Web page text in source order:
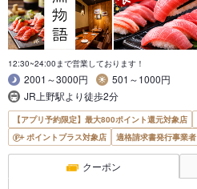
12:30~24:00まで営業しております！
2001～3000円
501～1000円
JR上野駅より徒歩2分
【アプリ予約限定】最大800ポイント還元対象店
ポイントプラス対象店
適格請求書発行事業者
クーポン